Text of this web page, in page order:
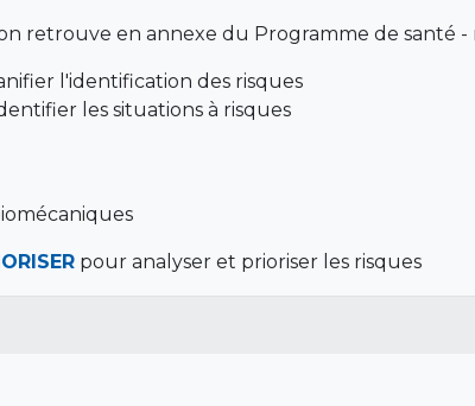
retrouve en annexe du Programme de santé -
l'identification des risques
les situations à risques
pour analyser et prioriser les risques